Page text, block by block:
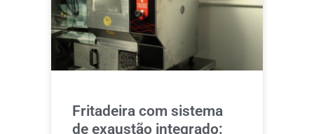
Fritadeira com sistema
de exaustão integrado: